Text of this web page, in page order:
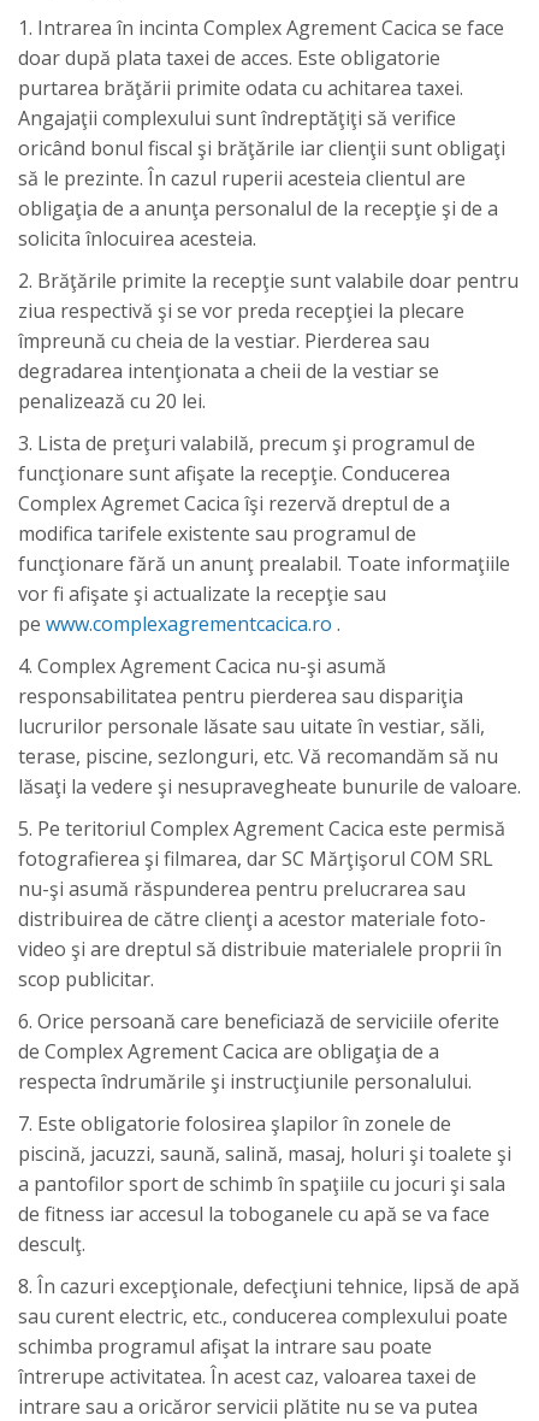
1. Intrarea în incinta Complex Agrement Cacica se face
doar după plata taxei de acces. Este obligatorie
purtarea br­ăţării primite odata cu achitarea taxei.
Angajaţii complexului sunt îndreptăţiţi să verifice
oricând bonul fiscal şi brăţările iar clienţii sunt obligaţi
să le prezinte. În cazul ruperii acesteia clientul are
obligaţia de a anunţa personalul de la recepţie şi de a
solicita înlocuirea acesteia.
2. Brăţările primite la recepţie sunt valabile doar pentru
ziua respectivă şi se vor preda recepţiei la plecare
împreună cu cheia de la vestiar. Pierderea sau
degradarea intenţionata a cheii de la vestiar se
penalizează cu 20 lei.
3. Lista de preţuri valabilă, precum şi programul de
funcţionare sunt afişate la recepţie. Conducerea
Complex Agremet Cacica îşi rezervă dreptul de a
modifica tarifele existente sau programul de
funcţionare fără un anunţ prealabil. Toate informaţiile
vor fi afişate şi actualizate la recepţie sau
pe www.complexagrementcacica.ro .
4. Complex Agrement Cacica nu-şi asumă
responsabilitatea pentru pierderea sau dispariţia
lucrurilor personale lăsate sau uitate în vestiar, săli,
terase, piscine, sezlonguri, etc. Vă recomandăm să nu
lăsaţi la vedere şi nesupravegheate bunurile de valoare.
5. Pe teritoriul Complex Agrement Cacica este permisă
fotografierea şi filmarea, dar SC Mărţişorul COM SRL
nu­­-şi asumă răspunderea pentru prelucrarea sau
distribuirea de către clienţi a acestor materiale foto-
video şi are dreptul să distribuie materialele proprii în
scop publicitar.
6. Orice persoană care beneficiază de serviciile oferite
de Complex Agrement Cacica are obligaţia de a
respecta îndrumările şi instrucţiunile personalului.
7. Este obligatorie folosirea şlapilor în zonele de
piscină, jacuzzi, saună, salină, masaj, holuri şi toalete şi
a pantofilor sport de schimb în spaţiile cu jocuri şi sala
de fitness iar accesul la toboganele cu apă se va face
desculţ.
8. În cazuri excepţionale, defecţiuni tehnice, lipsă de apă
sau curent electric, etc., conducerea complexului poate
schimba programul afişat la intrare sau poate
întrerupe activitatea. În acest caz, valoarea taxei de
intrare sau a oricăror servicii plătite nu se va putea